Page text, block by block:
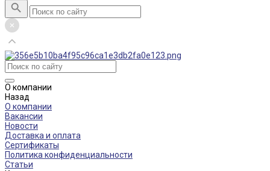
О компании
Назад
О компании
Вакансии
Новости
Доставка и оплата
Сертификаты
Политика конфиденциальности
Статьи